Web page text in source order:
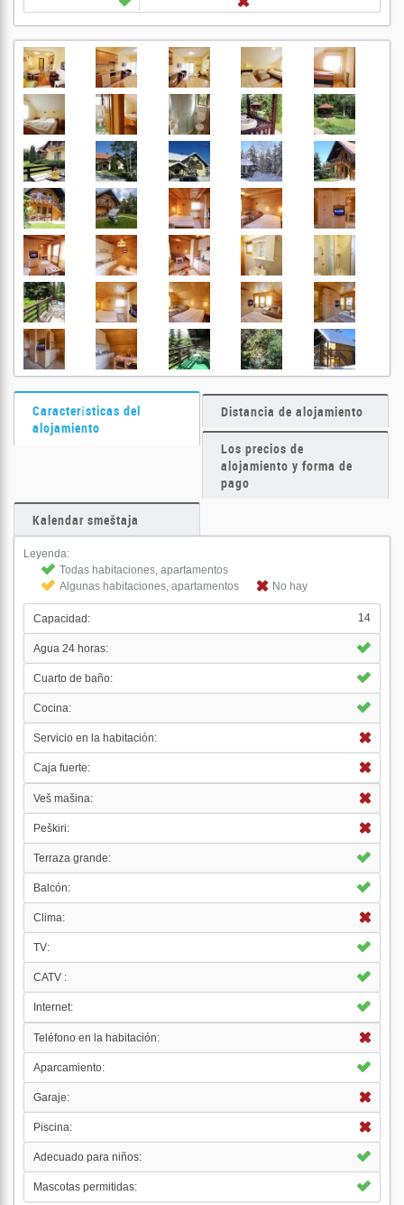
Características del
alojamiento
Distancia de alojamiento
Los precios de
alojamiento y forma de
pago
Kalendar smeštaja
Leyenda:
Todas habitaciones, apartamentos
Algunas habitaciones, apartamentos
No hay
Capacidad: 14
Agua 24 horas:
Cuarto de baño:
Cocina:
Servicio en la habitación:
Caja fuerte:
Veš mašina:
Peškiri:
Terraza grande:
Balcón:
Clima:
TV:
CATV :
Internet:
Teléfono en la habitación:
Aparcamiento:
Garaje:
Piscina:
Adecuado para niños:
Mascotas permitidas: